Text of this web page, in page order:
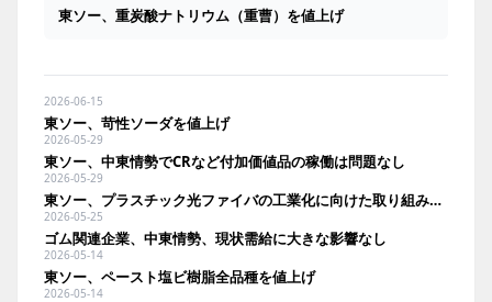
東ソー、重炭酸ナトリウム（重曹）を値上げ
2026-06-15
東ソー、苛性ソーダを値上げ
2026-05-29
東ソー、中東情勢でCRなど付加価値品の稼働は問題なし
2026-05-29
東ソー、プラスチック光ファイバの工業化に向けた取り組みがNICTの社会実装プログラムに採択
2026-05-25
ゴム関連企業、中東情勢、現状需給に大きな影響なし
2026-05-14
東ソー、ペースト塩ビ樹脂全品種を値上げ
2026-05-14